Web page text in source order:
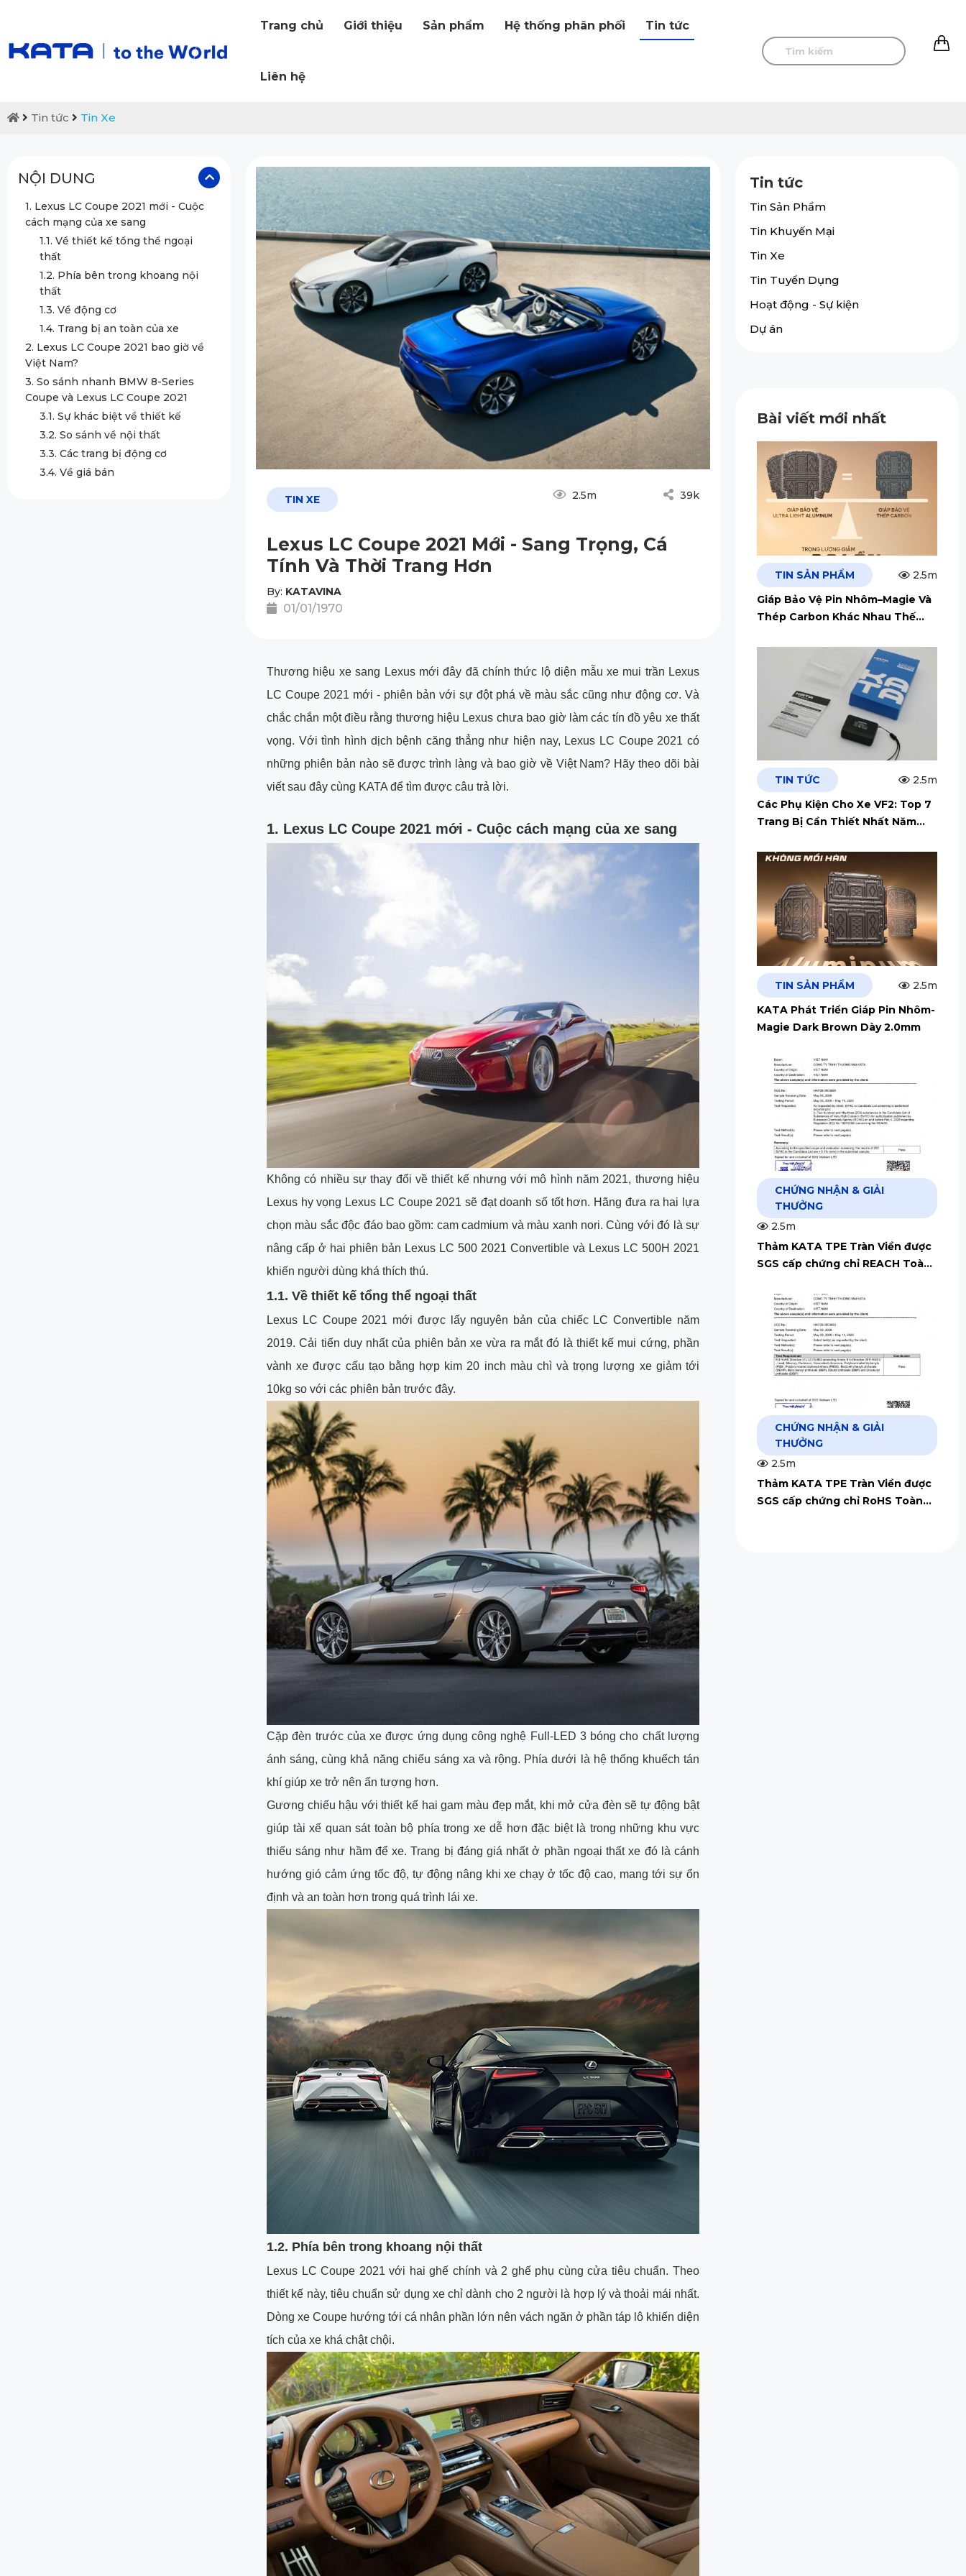
Trang chủ Giới thiệu Sản phẩm Hệ thống phân phối Tin tức
Liên hệ
Tin tức Tin Xe
NỘI DUNG
1. Lexus LC Coupe 2021 mới - Cuộc
cách mạng của xe sang
1.1. Về thiết kế tổng thể ngoại
thất
1.2. Phía bên trong khoang nội
thất
1.3. Về động cơ
1.4. Trang bị an toàn của xe
2. Lexus LC Coupe 2021 bao giờ về
Việt Nam?
3. So sánh nhanh BMW 8-Series
Coupe và Lexus LC Coupe 2021
3.1. Sự khác biệt về thiết kế
3.2. So sánh về nội thất
3.3. Các trang bị động cơ
3.4. Về giá bán
TIN XE 2.5m 39k
Lexus LC Coupe 2021 Mới - Sang Trọng, Cá
Tính Và Thời Trang Hơn
By: KATAVINA
01/01/1970
Thương hiệu xe sang Lexus mới đây đã chính thức lộ diện mẫu xe mui trần Lexus
LC Coupe 2021 mới - phiên bản với sự đột phá về màu sắc cũng như động cơ. Và
chắc chắn một điều rằng thương hiệu Lexus chưa bao giờ làm các tín đồ yêu xe thất
vọng. Với tình hình dịch bệnh căng thẳng như hiện nay, Lexus LC Coupe 2021 có
những phiên bản nào sẽ được trình làng và bao giờ về Việt Nam? Hãy theo dõi bài
viết sau đây cùng KATA để tìm được câu trả lời.
1. Lexus LC Coupe 2021 mới - Cuộc cách mạng của xe sang
Không có nhiều sự thay đổi về thiết kế nhưng với mô hình năm 2021, thương hiệu
Lexus hy vọng Lexus LC Coupe 2021 sẽ đạt doanh số tốt hơn. Hãng đưa ra hai lựa
chọn màu sắc độc đáo bao gồm: cam cadmium và màu xanh nori. Cùng với đó là sự
nâng cấp ở hai phiên bản Lexus LC 500 2021 Convertible và Lexus LC 500H 2021
khiến người dùng khá thích thú.
1.1. Về thiết kế tổng thể ngoại thất
Lexus LC Coupe 2021 mới được lấy nguyên bản của chiếc LC Convertible năm
2019. Cải tiến duy nhất của phiên bản xe vừa ra mắt đó là thiết kế mui cứng, phần
vành xe được cấu tạo bằng hợp kim 20 inch màu chì và trọng lượng xe giảm tới
10kg so với các phiên bản trước đây.
Cặp đèn trước của xe được ứng dụng công nghệ Full-LED 3 bóng cho chất lượng
ánh sáng, cùng khả năng chiếu sáng xa và rộng. Phía dưới là hệ thống khuếch tán
khí giúp xe trở nên ấn tượng hơn.
Gương chiếu hậu với thiết kế hai gam màu đẹp mắt, khi mở cửa đèn sẽ tự động bật
giúp tài xế quan sát toàn bộ phía trong xe dễ hơn đặc biệt là trong những khu vực
thiếu sáng như hầm để xe. Trang bị đáng giá nhất ở phần ngoại thất xe đó là cánh
hướng gió cảm ứng tốc độ, tự động nâng khi xe chạy ở tốc độ cao, mang tới sự ổn
định và an toàn hơn trong quá trình lái xe.
1.2. Phía bên trong khoang nội thất
Lexus LC Coupe 2021 với hai ghế chính và 2 ghế phụ cùng cửa tiêu chuẩn. Theo
thiết kế này, tiêu chuẩn sử dụng xe chỉ dành cho 2 người là hợp lý và thoải mái nhất.
Dòng xe Coupe hướng tới cá nhân phần lớn nên vách ngăn ở phần táp lô khiến diện
tích của xe khá chật chội.
Tin tức
Tin Sản Phẩm
Tin Khuyến Mại
Tin Xe
Tin Tuyển Dụng
Hoạt động - Sự kiện
Dự án
Bài viết mới nhất
TIN SẢN PHẨM
2.5m
Giáp Bảo Vệ Pin Nhôm–Magie Và
Thép Carbon Khác Nhau Thế
TIN TỨC
2.5m
Các Phụ Kiện Cho Xe VF2: Top 7
Trang Bị Cần Thiết Nhất Năm
TIN SẢN PHẨM
2.5m
KATA Phát Triển Giáp Pin Nhôm-
Magie Dark Brown Dày 2.0mm
CHỨNG NHẬN & GIẢI
THƯỞNG
2.5m
Thảm KATA TPE Tràn Viền được
SGS cấp chứng chỉ REACH Toàn
CHỨNG NHẬN & GIẢI
THƯỞNG
2.5m
Thảm KATA TPE Tràn Viền được
SGS cấp chứng chỉ RoHS Toàn